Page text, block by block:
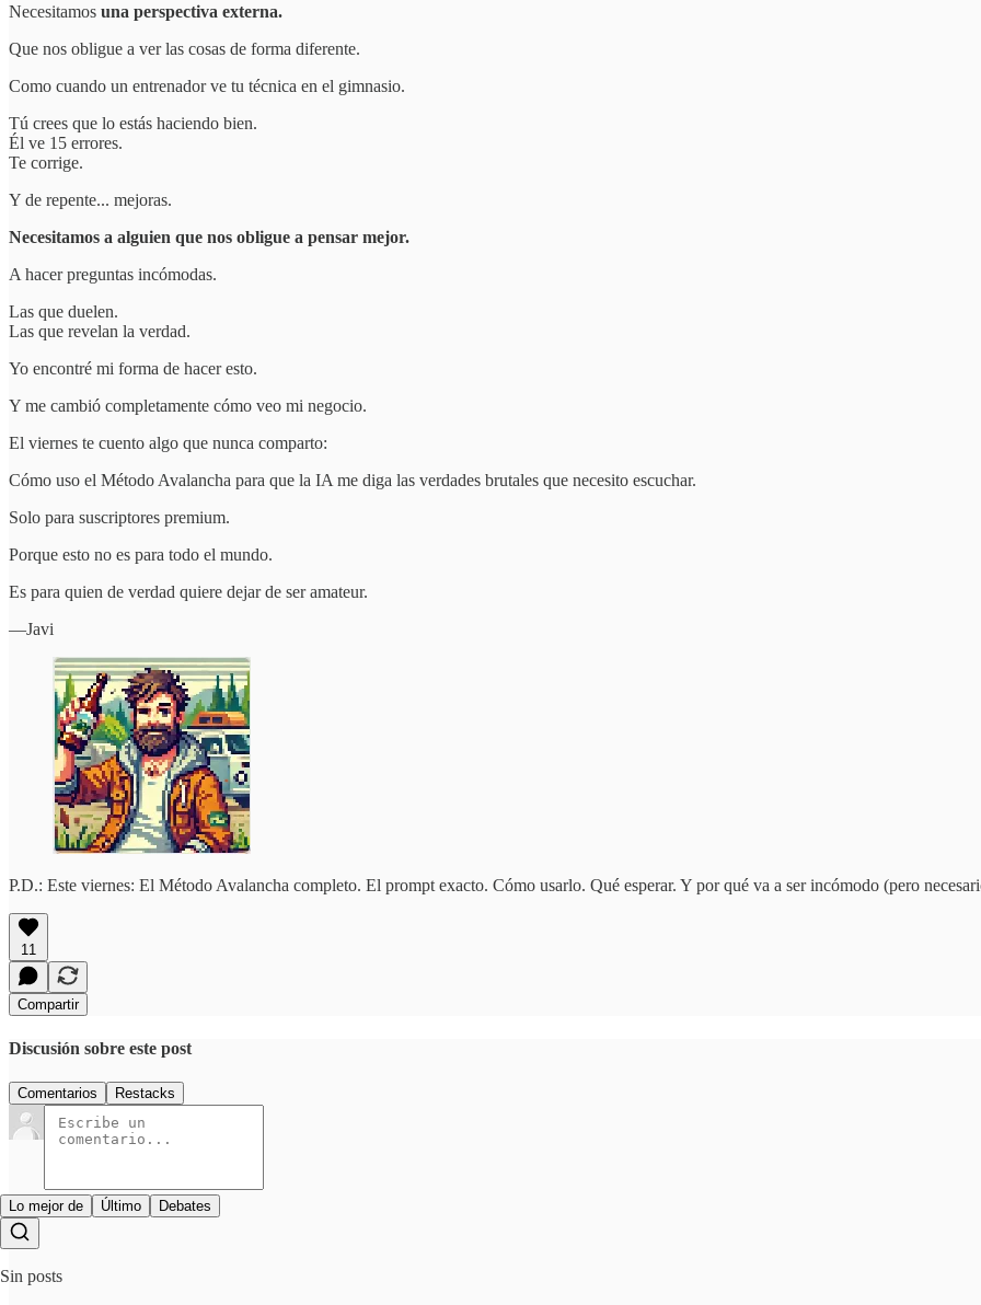
Necesitamos una perspectiva externa.
Que nos obligue a ver las cosas de forma diferente.
Como cuando un entrenador ve tu técnica en el gimnasio.
Tú crees que lo estás haciendo bien.
Él ve 15 errores.
Te corrige.
Y de repente... mejoras.
Necesitamos a alguien que nos obligue a pensar mejor.
A hacer preguntas incómodas.
Las que duelen.
Las que revelan la verdad.
Yo encontré mi forma de hacer esto.
Y me cambió completamente cómo veo mi negocio.
El viernes te cuento algo que nunca comparto:
Cómo uso el Método Avalancha para que la IA me diga las verdades brutales que necesito escuchar.
Solo para suscriptores premium.
Porque esto no es para todo el mundo.
Es para quien de verdad quiere dejar de ser amateur.
—Javi
P.D.: Este viernes: El Método Avalancha completo. El prompt exacto. Cómo usarlo. Qué esperar. Y por qué va a ser incómodo (pero
11
Compartir
Discusión sobre este post
Comentarios Restacks
Lo mejor de Último Debates
Sin posts